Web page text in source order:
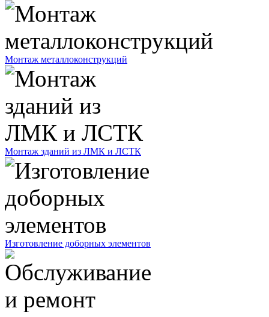
Монтаж металлоконструкций
Монтаж зданий из ЛМК и ЛСТК
Изготовление доборных элементов